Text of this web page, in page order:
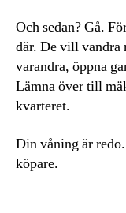
Och sedan? Gå.
där. De vill vandra
varandra, öppna
Lämna över till
kvarteret.
Din våning är
köpare.